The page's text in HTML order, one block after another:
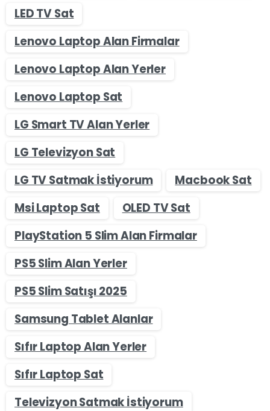
LED TV Sat
Lenovo Laptop Alan Firmalar
Lenovo Laptop Alan Yerler
Lenovo Laptop Sat
LG Smart TV Alan Yerler
LG Televizyon Sat
LG TV Satmak İstiyorum
Macbook Sat
Msi Laptop Sat
OLED TV Sat
PlayStation 5 Slim Alan Firmalar
PS5 Slim Alan Yerler
PS5 Slim Satışı 2025
Samsung Tablet Alanlar
Sıfır Laptop Alan Yerler
Sıfır Laptop Sat
Televizyon Satmak İstiyorum